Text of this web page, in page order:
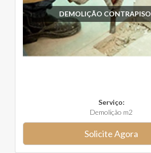
DEMOLIÇÃO
Serviço:
Demolição m2
Solicite Agora